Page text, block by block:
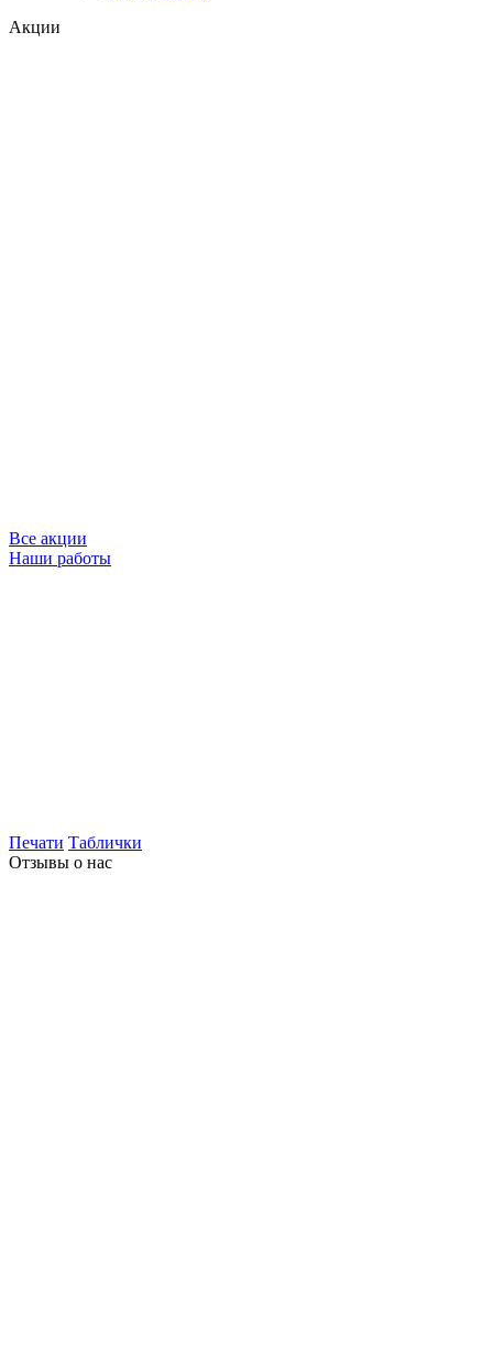
Акции
Все акции
Наши работы
Печати Таблички
Отзывы о нас